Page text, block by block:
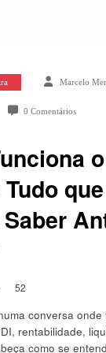
Marcelo
0 Comentários
52
conversa
rentabilidade,
como se